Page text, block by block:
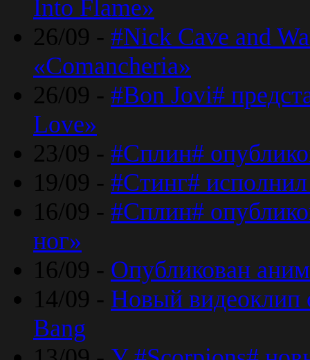
Into Flame»
26/09 - #Nick Cave and
«Comancheria»
26/09 - #Bon Jovi#
Love»
23/09 - #Сплин#
19/09 - #Стинг#
16/09 - #Сплин#
ног»
16/09 - Опубликован
14/09 - Новый видеоклип
Bang